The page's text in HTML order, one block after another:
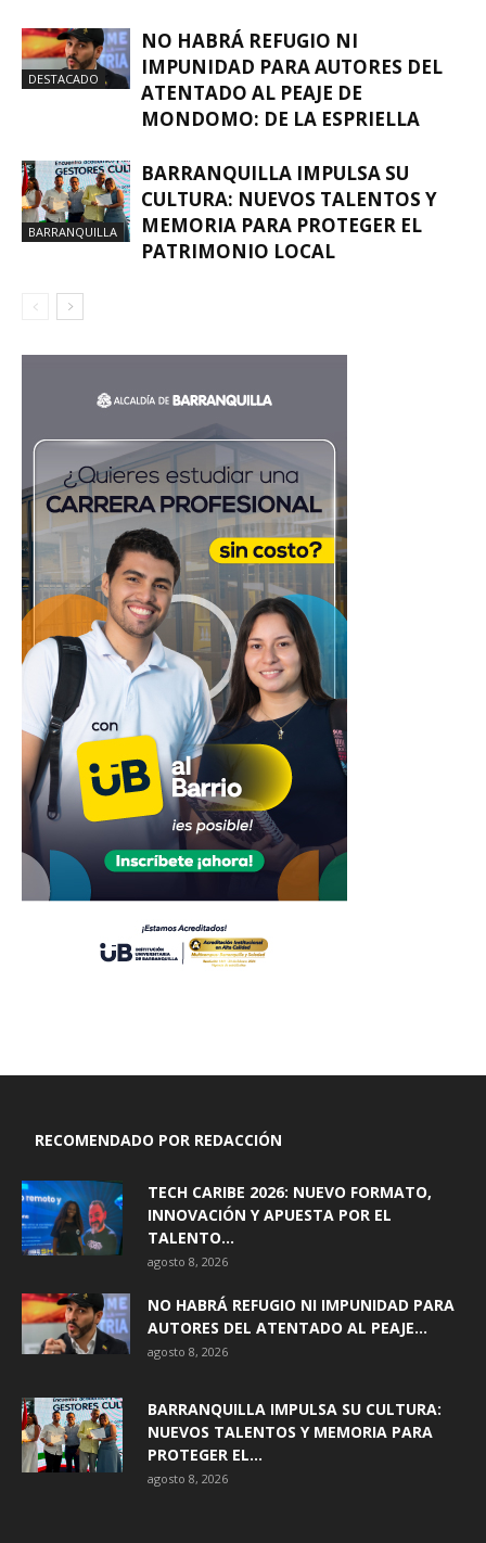
DESTACADO
NO HABRÁ REFUGIO NI
IMPUNIDAD PARA AUTORES DEL
ATENTADO AL PEAJE DE
MONDOMO: DE LA ESPRIELLA
BARRANQUILLA
BARRANQUILLA IMPULSA SU
CULTURA: NUEVOS TALENTOS Y
MEMORIA PARA PROTEGER EL
PATRIMONIO LOCAL
RECOMENDADO POR REDACCIÓN
TECH CARIBE 2026: NUEVO FORMATO,
INNOVACIÓN Y APUESTA POR EL
TALENTO...
agosto 8, 2026
NO HABRÁ REFUGIO NI IMPUNIDAD PARA
AUTORES DEL ATENTADO AL PEAJE...
agosto 8, 2026
BARRANQUILLA IMPULSA SU CULTURA:
NUEVOS TALENTOS Y MEMORIA PARA
PROTEGER EL...
agosto 8, 2026